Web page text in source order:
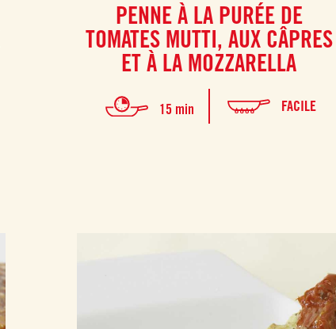
PENNE À LA PURÉE DE
TOMATES MUTTI, AUX CÂPRES
ET À LA MOZZARELLA
15 min FACILE